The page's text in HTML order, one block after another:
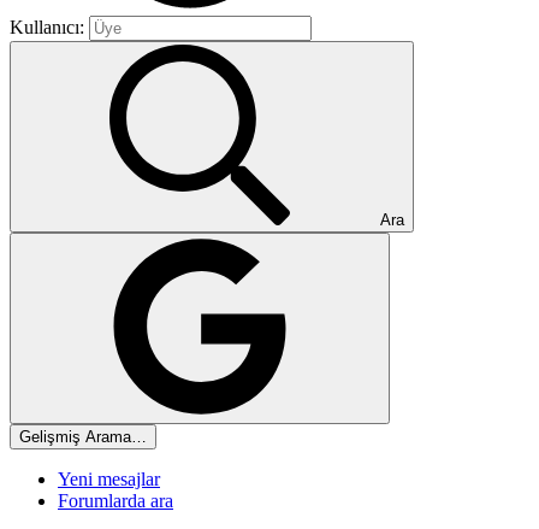
Kullanıcı:
Ara
Gelişmiş Arama…
Yeni mesajlar
Forumlarda ara